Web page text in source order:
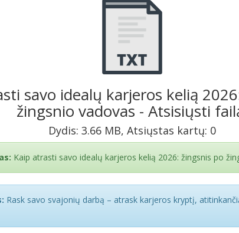
savo idealų karjeros kelią
žingsnio vadovas - Atsisiųsti
Dydis: 3.66 MB, Atsiųstas kartų: 0
Kaip atrasti savo idealų karjeros kelią 2026: žingsnis po
Rask savo svajonių darbą – atrask karjeros kryptį,